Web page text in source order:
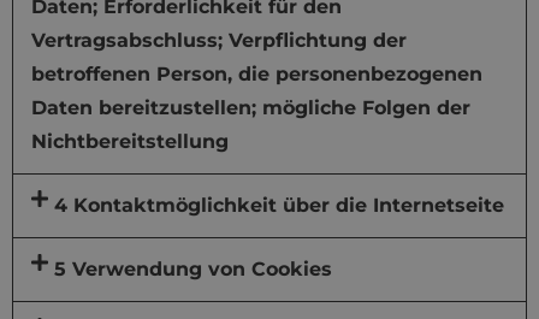
Daten; Erforderlichkeit für den
Vertragsabschluss; Verpflichtung der
betroffenen Person, die personenbezogenen
Daten bereitzustellen; mögliche Folgen der
Nichtbereitstellung
4 Kontaktmöglichkeit über die Internetseite
5 Verwendung von Cookies